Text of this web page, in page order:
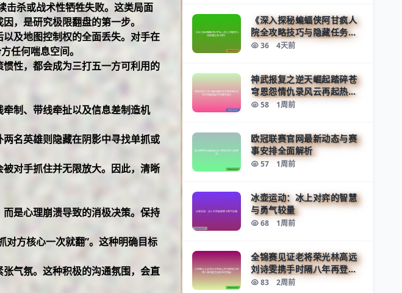
击杀或战术性牺牲失败。这类局面
，是研究极限翻盘的第一步。
及地图控制权的全面丢失。对手在
任何喘息空间。
性，都会成为三打五一方可利用的
制、带线牵扯以及信息差制造机
名英雄则隐藏在阴影中寻找单抓或
对手抓住并无限放大。因此，清晰
是心理崩溃导致的消极决策。保持
对方核心一次就翻”。这种明确目标
气氛。这种积极的沟通氛围，会直
《深入探秘蝙蝠侠阿甘疯人
院全攻略技巧与隐藏任务详
解》
36 4天前
神武报复之逆天崛起踏碎苍
穹恩怨情仇录风云再起热血
传奇篇终极战
58 1周前
欧冠联赛官网最新动态与赛
事安排全面解析
57 1周前
冰壶运动：冰上对弈的智慧
与勇气较量
68 1周前
全锦赛见证老将荣光林高远
刘诗雯携手时隔八年再登顶
点燃乒坛热血
83 2周前